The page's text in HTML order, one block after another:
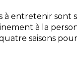
à entretenir
à la
saisons